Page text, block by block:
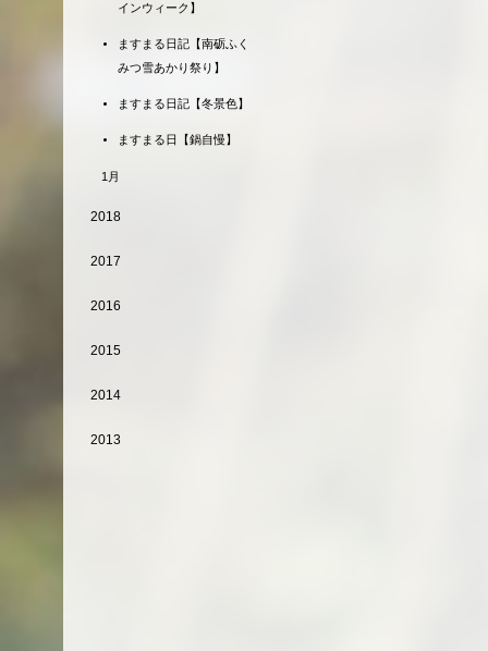
インウィーク】
ますまる日記【南砺ふく
みつ雪あかり祭り】
ますまる日記【冬景色】
ますまる日【鍋自慢】
1月
2018
2017
2016
2015
2014
2013